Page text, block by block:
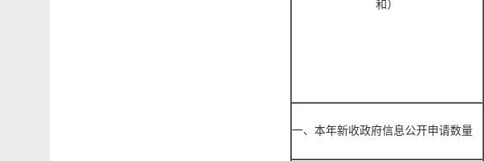
和）
一、本年新收政府信息公开申请数量